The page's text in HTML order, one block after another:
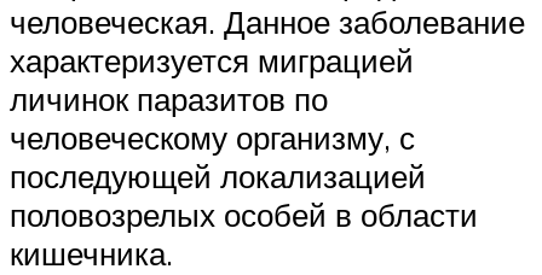
человеческая. Данное заболевание
характеризуется миграцией
личинок паразитов по
человеческому организму, с
последующей локализацией
половозрелых особей в области
кишечника.